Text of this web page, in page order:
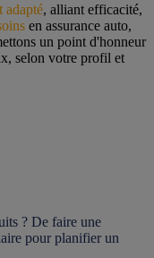
adapté, alliant efficacité,
en assurance auto,
un point d'honneur
selon votre profil et
? De faire une
pour planifier un